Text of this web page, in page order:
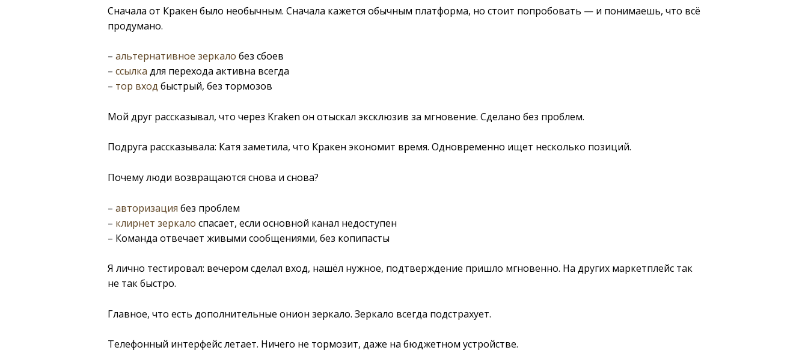
Сначала от Кракен было необычным. Сначала кажется обычным платформа, но стоит попробовать — и понимаешь, что всё
продумано.
– альтернативное зеркало без сбоев
– ссылка для перехода активна всегда
– тор вход быстрый, без тормозов
Мой друг рассказывал, что через Kraken он отыскал эксклюзив за мгновение. Сделано без проблем.
Подруга рассказывала: Катя заметила, что Кракен экономит время. Одновременно ищет несколько позиций.
Почему люди возвращаются снова и снова?
– авторизация без проблем
– клирнет зеркало спасает, если основной канал недоступен
– Команда отвечает живыми сообщениями, без копипасты
Я лично тестировал: вечером сделал вход, нашёл нужное, подтверждение пришло мгновенно. На других маркетплейс так
не так быстро.
Главное, что есть дополнительные онион зеркало. Зеркало всегда подстрахует.
Телефонный интерфейс летает. Ничего не тормозит, даже на бюджетном устройстве.